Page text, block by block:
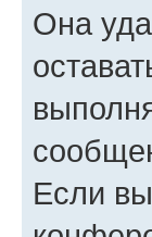
Она
Если